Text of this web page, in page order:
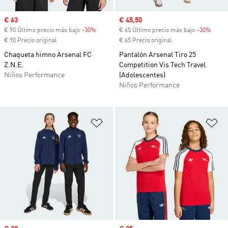
Precio de venta
€ 63
€ 90 Último precio más bajo -30% Descuento
€ 90 Precio original
Chaqueta himno Arsenal FC
Z.N.E.
Niños Performance
Precio de venta
€ 45,50
€ 65 Último precio más bajo -30%
€ 65 Precio original
Pantalón Arsenal Tiro 25
Competition Vis Tech Travel
(Adolescentes)
Niños Performance
Añadir a la lista de deseos